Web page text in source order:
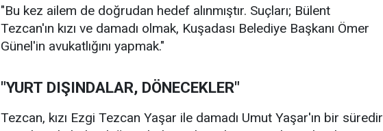
"Bu kez ailem de doğrudan hedef alınmıştır. Suçları; Bülent
Tezcan'ın kızı ve damadı olmak, Kuşadası Belediye Başkanı Ömer
Günel'in avukatlığını yapmak."
"YURT DIŞINDALAR, DÖNECEKLER"
Tezcan, kızı Ezgi Tezcan Yaşar ile damadı Umut Yaşar'ın bir süredir